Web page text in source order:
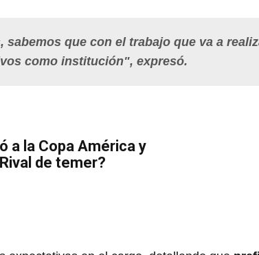
que con el trabajo que va a
como institución", expresó.
a la Copa América y
de temer?